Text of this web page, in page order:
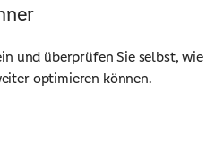
und überprüfen Sie selbst,
optimieren können.